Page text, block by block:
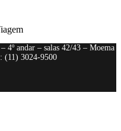
4º andar – salas 42/43 – Moema
(11) 3024-9500